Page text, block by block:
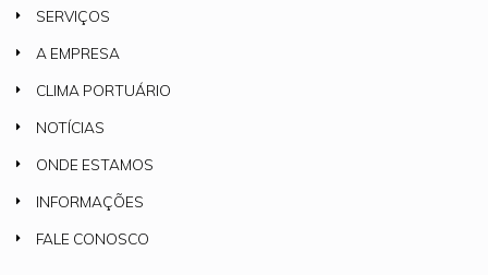
SERVIÇOS
A EMPRESA
CLIMA PORTUÁRIO
NOTÍCIAS
ONDE ESTAMOS
INFORMAÇÕES
FALE CONOSCO